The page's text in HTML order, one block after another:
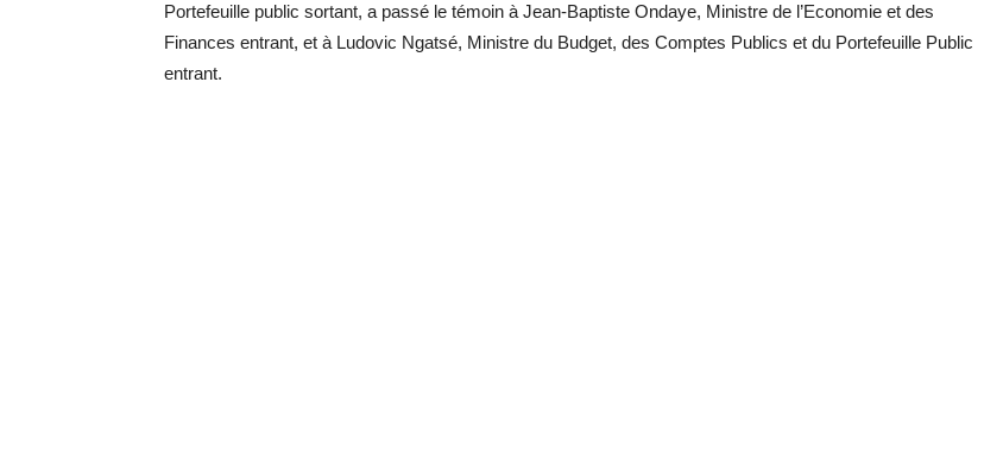
Portefeuille public sortant, a passé le témoin à Jean-Baptiste Ondaye, Ministre de l’Economie et des
Finances entrant, et à Ludovic Ngatsé, Ministre du Budget, des Comptes Publics et du Portefeuille Public
entrant.